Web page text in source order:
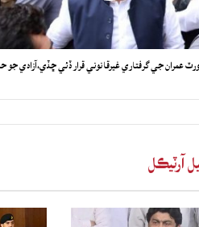
عمران جي گرفتاري غيرقانوني قرار ڏئي ڇڏي،آزادي
آرٽيڪل